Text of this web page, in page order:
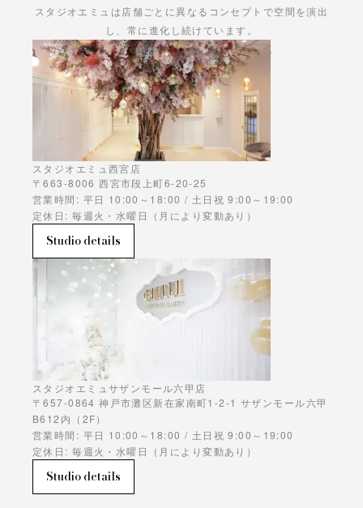
スタジオエミュは店舗ごとに異なるコンセプトで空間を演出
し、常に進化し続けています。
あなただけの物語をお楽しみください。
スタジオエミュ西宮店
〒663-8006 西宮市段上町6-20-25
営業時間: 平日 10:00～18:00 / 土日祝 9:00～19:00
定休日: 毎週火・水曜日（月により変動あり）
Studio details
スタジオエミュサザンモール六甲店
〒657-0864 神戸市灘区新在家南町1-2-1 サザンモール六甲
B612内（2F）
営業時間: 平日 10:00～18:00 / 土日祝 9:00～19:00
定休日: 毎週火・水曜日（月により変動あり）
Studio details